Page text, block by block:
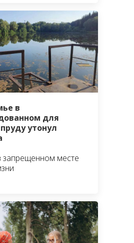
в
для
утонул
запрещенном месте